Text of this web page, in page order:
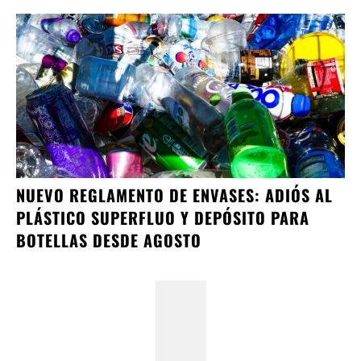
NUEVO REGLAMENTO DE ENVASES: ADIÓS AL
PLÁSTICO SUPERFLUO Y DEPÓSITO PARA
BOTELLAS DESDE AGOSTO